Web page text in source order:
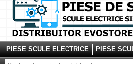
PIESE SCULE ELECTRICE PIESE